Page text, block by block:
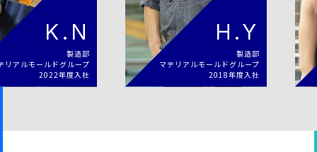
K.N
モールドグループ
2022年度入社
H.Y
マテリアルモールドグループ
2018年度入社